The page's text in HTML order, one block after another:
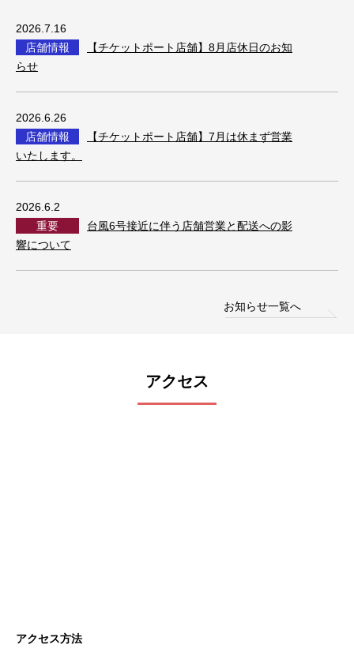
2026.7.16
店舗情報
【チケットポート店舗】8月店休日のお知
らせ
2026.6.26
店舗情報
【チケットポート店舗】7月は休まず営業
いたします。
2026.6.2
重要
台風6号接近に伴う店舗営業と配送への影
響について
お知らせ一覧へ
アクセス
アクセス方法